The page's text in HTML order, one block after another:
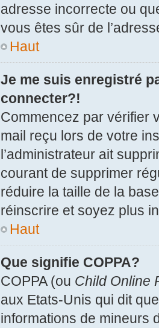
adresse incorrecte ou
vous êtes sûr de
Haut
Je me suis enregistré
connecter?!
Commencez par vérifier
mail reçu lors de votre
l’administrateur ait
courant de supprimer
réduire la taille de la
réinscrire et soyez plus
Haut
Que signifie COPPA?
COPPA (ou Child Online
aux Etats-Unis qui dit
informations de mineurs